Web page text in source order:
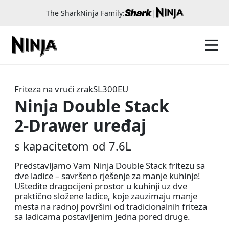
The SharkNinja Family: |
Friteza na vrući zrakSL300EU
Ninja Double Stack
2-Drawer uređaj
s kapacitetom od 7.6L
Predstavljamo Vam Ninja Double Stack fritezu sa
dve ladice – savršeno rješenje za manje kuhinje!
Uštedite dragocijeni prostor u kuhinji uz dve
praktično složene ladice, koje zauzimaju manje
mesta na radnoj površini od tradicionalnih friteza
sa ladicama postavljenim jedna pored druge.